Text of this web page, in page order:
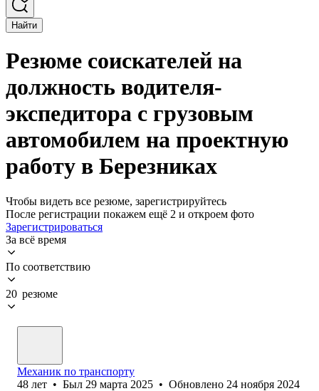
Найти
Резюме соискателей на
должность водителя-
экспедитора с грузовым
автомобилем на проектную
работу в Березниках
Чтобы видеть все резюме, зарегистрируйтесь
После регистрации покажем ещё 2 и откроем фото
Зарегистрироваться
За всё время
По соответствию
20 резюме
Механик по транспорту
48 лет • Был 29 марта 2025 • Обновлено 24 ноября 2024